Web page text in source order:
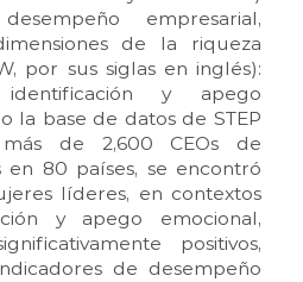
empresarial,
de la riqueza
por sus siglas en inglés):
y apego
la base de datos de STEP
de 2,600 CEOs de
en 80 países, se encontró
líderes, en contextos
y apego emocional,
positivos,
de desempeño